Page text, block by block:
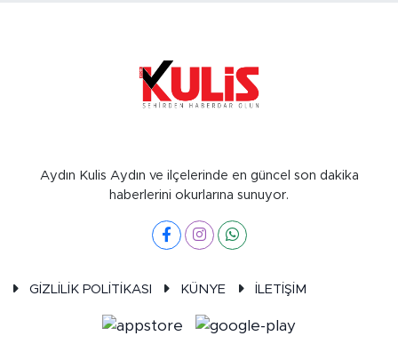
Aydın Kulis Aydın ve ilçelerinde en güncel son dakika
haberlerini okurlarına sunuyor.
GİZLİLİK POLİTİKASI KÜNYE İLETİŞİM